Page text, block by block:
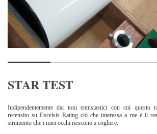
STAR TEST
Indipendentemente dai toni entusiastici con cui questo
recensito su Excelsis Rating ciò che interessa a me è il
strumento che i miei occhi riescono a cogliere.